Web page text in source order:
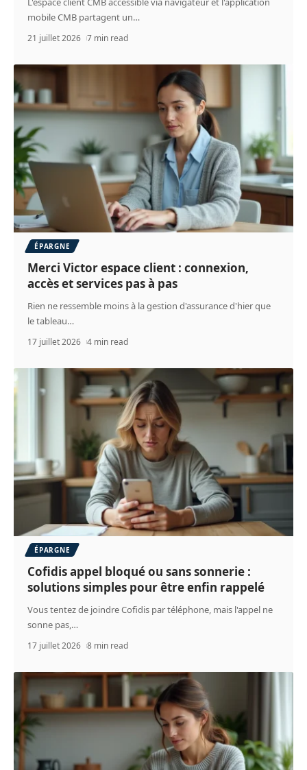
mobile CMB partagent un…
21 juillet 2026 7 min read
ÉPARGNE
Merci Victor espace client : connexion,
accès et services pas à pas
Rien ne ressemble moins à la gestion d'assurance d'hier que
le tableau…
17 juillet 2026 4 min read
ÉPARGNE
Cofidis appel bloqué ou sans sonnerie :
solutions simples pour être enfin rappelé
Vous tentez de joindre Cofidis par téléphone, mais l'appel ne
sonne pas,…
17 juillet 2026 8 min read